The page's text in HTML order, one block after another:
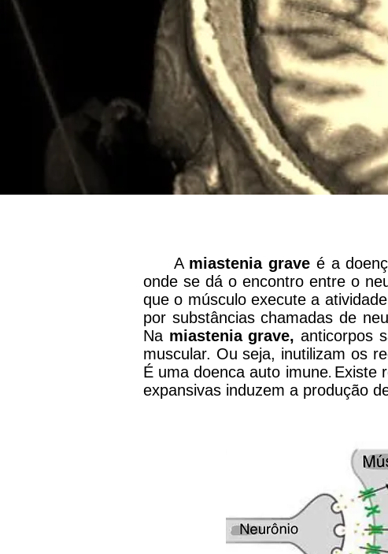
A miastenia grave é a
onde se dá o encontro entre o
que o músculo execute a
por substâncias chamadas de
Na miastenia grave, anticorpos
muscular. Ou seja, inutilizam os
É uma doenca auto imune. Existe
expansivas induzem a produção